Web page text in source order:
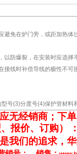
免在炉门旁，或距加热
防爆裂，在安装时应选择
线时补偿导线的极性不可
号(3)分度号(4)保护管材料
无经销商；下
报价、订购） ：
我们的追求，